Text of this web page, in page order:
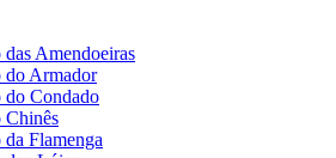
Amendoeiras
do Armador
do Condado
Chinês
Flamenga